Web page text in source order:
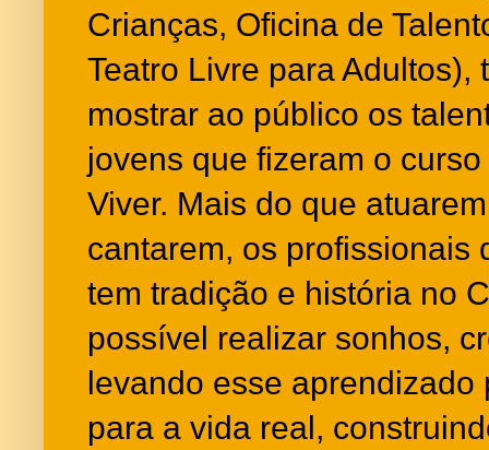
Crianças, Oficina de
Teatro Livre para Adultos),
mostrar ao público os
jovens que fizeram o
Viver. Mais do que
cantarem, os profissionais
tem tradição e história no
possível realizar sonhos,
levando esse
para a vida real,